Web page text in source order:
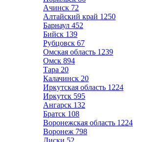
Ачинск 72
Алтайский край 1250
Барнаул 452
Бийск 139
Рубцовск 67
Омская область 1239
Омск 894
Тара 20
Калачинск 20
Иркутская область 1224
Иркутск 595
Ангарск 132
Братск 108
Воронежская область 1224
Воронеж 798
Лиски 52